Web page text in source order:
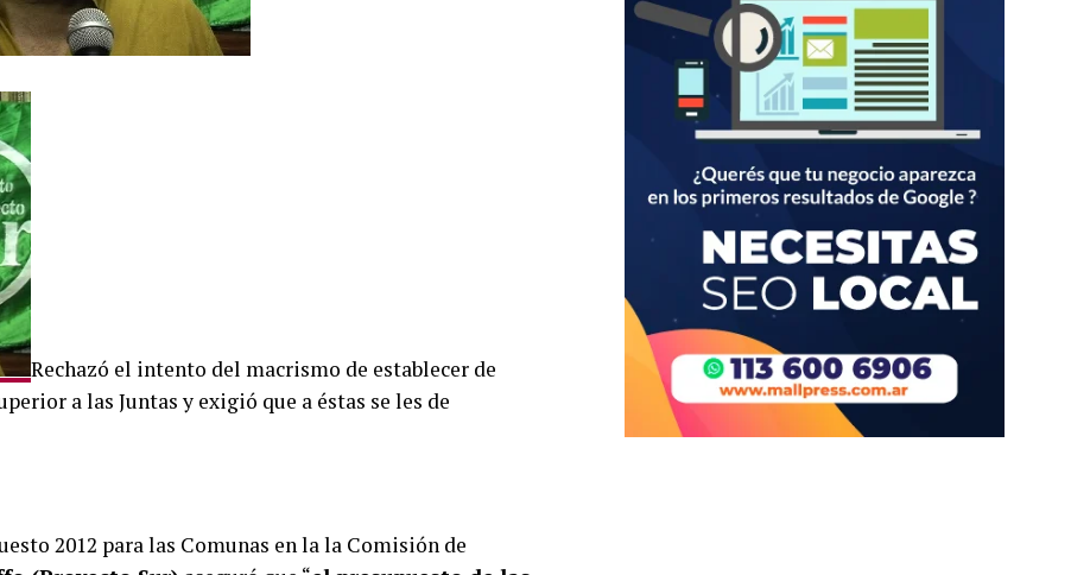
Rechazó el intento del macrismo de establecer de
a las Juntas y exigió que a éstas se les de
2012 para las Comunas en la la Comisión de